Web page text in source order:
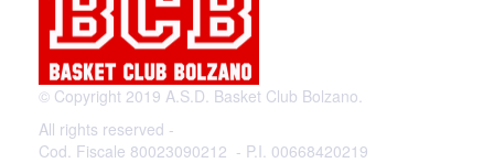
© Copyright 2019 A.S.D. Basket Club Bolzano.
All rights reserved -
Cod. Fiscale 80023090212 - P.I. 00668420219